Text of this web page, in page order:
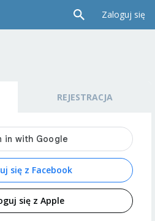
Zaloguj się
REJESTRACJA
się z Facebook
się z Apple